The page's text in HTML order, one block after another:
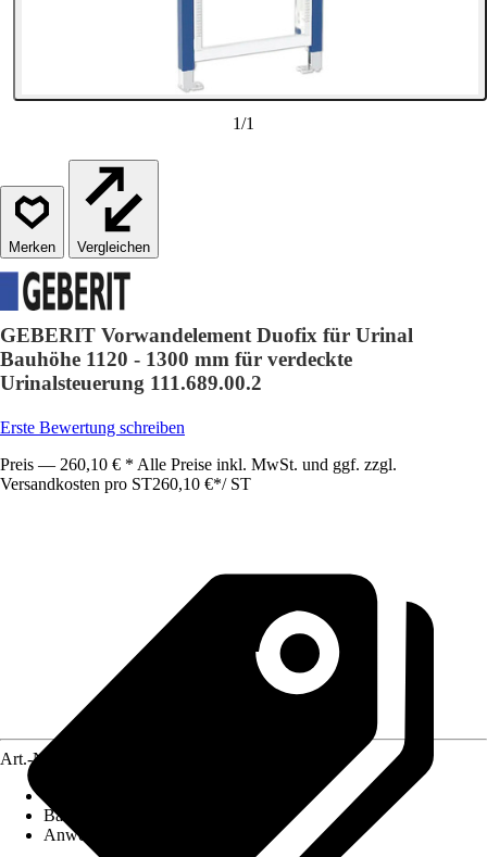
1/1
Vergleichen
GEBERIT Vorwandelement Duofix für Urinal
Bauhöhe 1120 - 1300 mm für verdeckte
Urinalsteuerung 111.689.00.2
Erste Bewertung schreiben
Preis — 260,10 € * Alle Preise inkl. MwSt. und ggf. zzgl.
Versandkosten pro ST260,10 €*/ ST
Art.-Nr.
Bauhöhe
Anwendungsbereich